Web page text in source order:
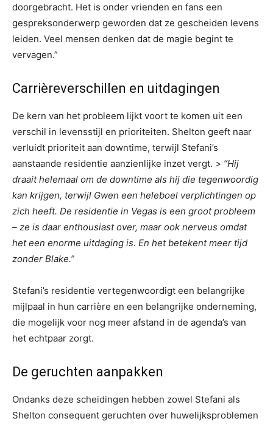
doorgebracht. Het is onder vrienden en fans een
gespreksonderwerp geworden dat ze gescheiden levens
leiden. Veel mensen denken dat de magie begint te
vervagen.”
Carrièreverschillen en uitdagingen
De kern van het probleem lijkt voort te komen uit een
verschil in levensstijl en prioriteiten. Shelton geeft naar
verluidt prioriteit aan downtime, terwijl Stefani’s
aanstaande residentie aanzienlijke inzet vergt. > “Hij
draait helemaal om de downtime als hij die tegenwoordig
kan krijgen, terwijl Gwen een heleboel verplichtingen op
zich heeft. De residentie in Vegas is een groot probleem
– ze is daar enthousiast over, maar ook nerveus omdat
het een enorme uitdaging is. En het betekent meer tijd
zonder Blake.”
Stefani’s residentie vertegenwoordigt een belangrijke
mijlpaal in hun carrière en een belangrijke onderneming,
die mogelijk voor nog meer afstand in de agenda’s van
het echtpaar zorgt.
De geruchten aanpakken
Ondanks deze scheidingen hebben zowel Stefani als
Shelton consequent geruchten over huwelijksproblemen